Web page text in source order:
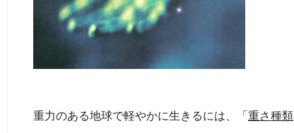
重力のある地球で軽やかに生きるには、「重さ種類